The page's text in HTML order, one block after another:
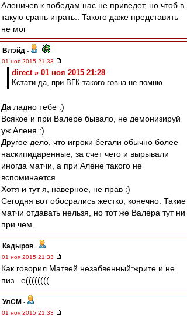
Аленичев к победам нас не приведет, но чтоб в
такую срань играть.. Такого даже представить
не мог
Влэйд -
01 ноя 2015 21:33
direct » 01 ноя 2015 21:28
Кстати да, при ВГК такого говна не помню
Да ладно тебе :)
Всякое и при Валере бывало, не демонизируй
уж Аленя :)
Другое дело, что игроки бегали обычно более
наскипидаренные, за счет чего и вырывали
иногда матчи, а при Алене такого не
вспоминается.
Хотя и тут я, наверное, не прав :)
Сегодня вот обосрались жестко, конечно. Такие
матчи отдавать нельзя, но тот же Валера тут ни
при чем.
Кадыров -
01 ноя 2015 21:33
Как говорил Матвей незабвенный:жрите и не
пиз...е((((((((
УлСМ -
01 ноя 2015 21:33